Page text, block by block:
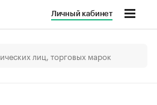
Личный кабинет